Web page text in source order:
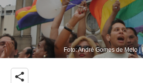
Foto: André Gomes de Melo |
share